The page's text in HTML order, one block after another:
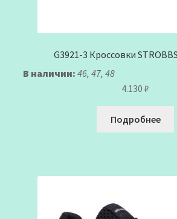
G3921-3 Кроссовки
В наличии: 46, 47, 48
4.130 ₽
Подробнее